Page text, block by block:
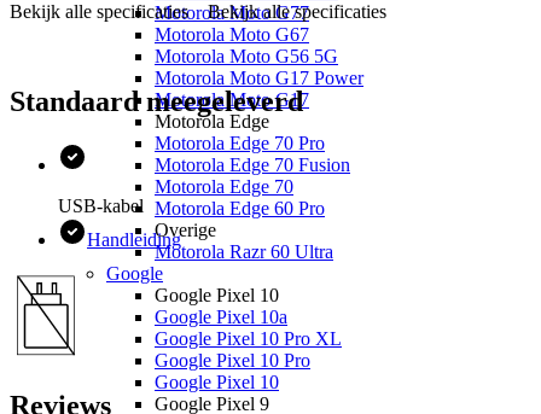
Motorola Moto G77
Motorola Moto G67
Motorola Moto G56 5G
Motorola Moto G17 Power
Motorola Moto G17
Motorola Edge
Motorola Edge 70 Pro
Motorola Edge 70 Fusion
Motorola Edge 70
Motorola Edge 60 Pro
Overige
Motorola Razr 60 Ultra
Google
Google Pixel 10
Google Pixel 10a
Google Pixel 10 Pro XL
Google Pixel 10 Pro
Google Pixel 10
Google Pixel 9
Bekijk alle specificaties
Bekijk alle specificaties
Standaard meegeleverd
USB-kabel
Handleiding
Reviews